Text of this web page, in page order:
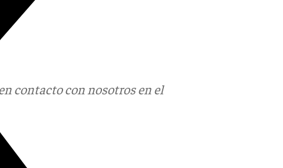
contacto con nosotros en el